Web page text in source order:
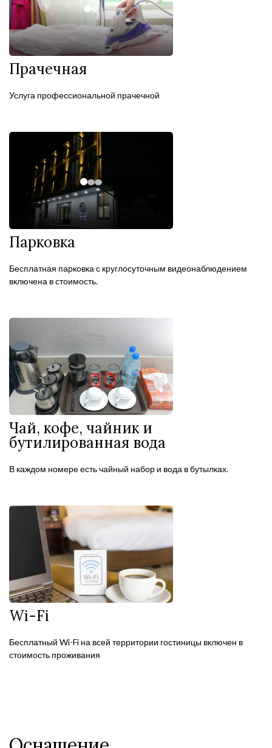
Прачечная
Услуга профессиональной прачечной
Парковка
Бесплатная парковка с круглосуточным видеонаблюдением
включена в стоимость.
Чай, кофе, чайник и
бутилированная вода
В каждом номере есть чайный набор и вода в бутылках.
Wi-Fi
Бесплатный Wi-Fi на всей территории гостиницы включен в
стоимость проживания